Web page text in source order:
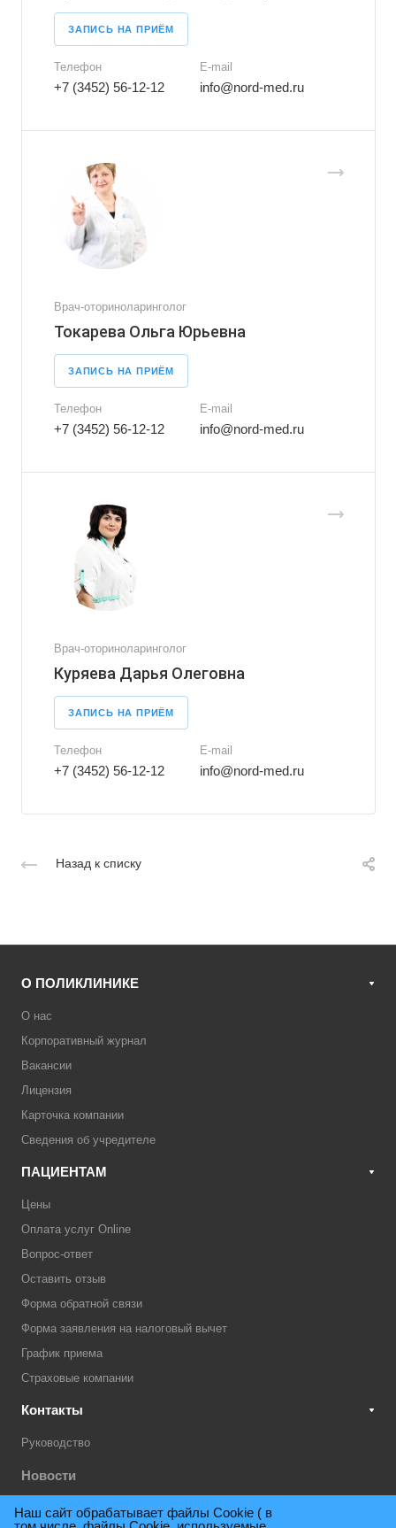
ЗАПИСЬ НА ПРИЁМ
Телефон
+7 (3452) 56-12-12
E-mail
info@nord-med.ru
Врач-оториноларинголог
Токарева Ольга Юрьевна
ЗАПИСЬ НА ПРИЁМ
Телефон
+7 (3452) 56-12-12
E-mail
info@nord-med.ru
Врач-оториноларинголог
Куряева Дарья Олеговна
ЗАПИСЬ НА ПРИЁМ
Телефон
+7 (3452) 56-12-12
E-mail
info@nord-med.ru
Назад к списку
О ПОЛИКЛИНИКЕ
О нас
Корпоративный журнал
Вакансии
Лицензия
Карточка компании
Сведения об учредителе
ПАЦИЕНТАМ
Цены
Оплата услуг Online
Вопрос-ответ
Оставить отзыв
Форма обратной связи
Форма заявления на налоговый вычет
График приема
Страховые компании
Контакты
Руководство
Новости
Наш сайт обрабатывает файлы Cookie ( в